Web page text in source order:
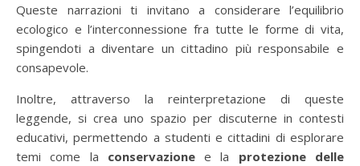
Queste narrazioni ti invitano a considerare l’equilibrio
ecologico e l’interconnessione fra tutte le forme di vita,
spingendoti a diventare un cittadino più responsabile e
consapevole.
Inoltre, attraverso la reinterpretazione di queste
leggende, si crea uno spazio per discuterne in contesti
educativi, permettendo a studenti e cittadini di esplorare
temi come la conservazionee la protezione delle